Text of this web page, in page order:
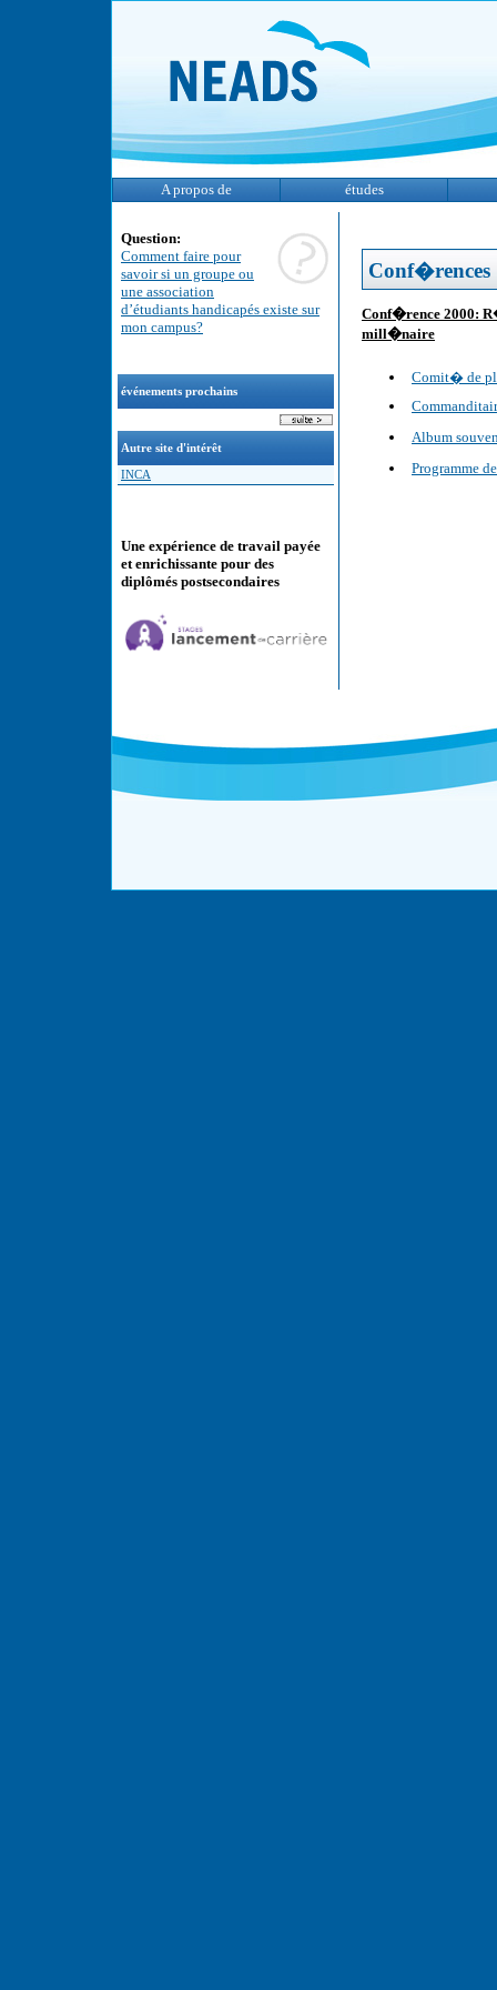
A propos de études
Question:
Comment faire pour
savoir si un groupe ou
une association
d’étudiants handicapés existe sur
mon campus?
événements prochains
Autre site d'intérêt
INCA
Une expérience de travail payée
et enrichissante pour des
diplômés postsecondaires
Conf�rences
Conf�rence 2000:
mill�naire
Comit� de
Album
Programme